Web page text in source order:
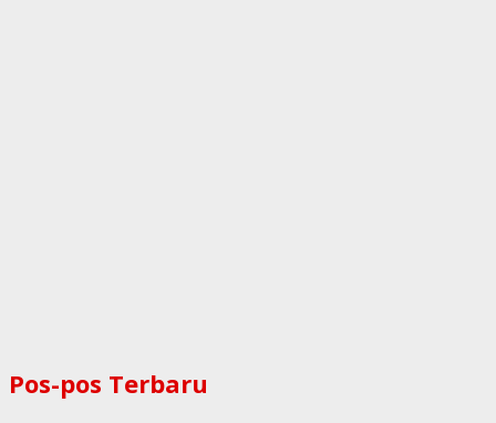
Pos-pos Terbaru